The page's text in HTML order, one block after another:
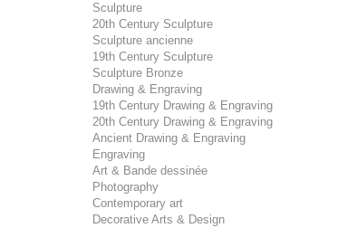
Sculpture
20th Century Sculpture
Sculpture ancienne
19th Century Sculpture
Sculpture Bronze
Drawing & Engraving
19th Century Drawing & Engraving
20th Century Drawing & Engraving
Ancient Drawing & Engraving
Engraving
Art & Bande dessinée
Photography
Contemporary art
Decorative Arts & Design